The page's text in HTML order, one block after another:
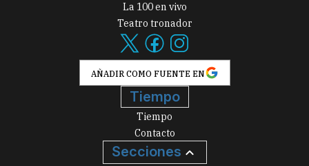
La 100 en vivo
Teatro tronador
AÑADIR COMO FUENTE EN
Tiempo
Tiempo
Contacto
Secciones